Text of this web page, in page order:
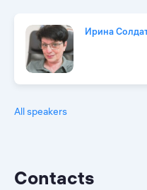
Ирина
All speakers
Contacts